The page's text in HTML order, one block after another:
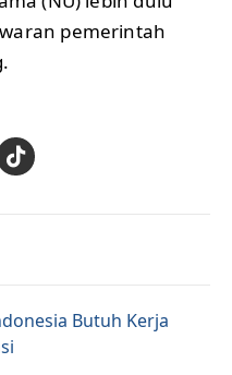
pemerintah
Butuh Kerja